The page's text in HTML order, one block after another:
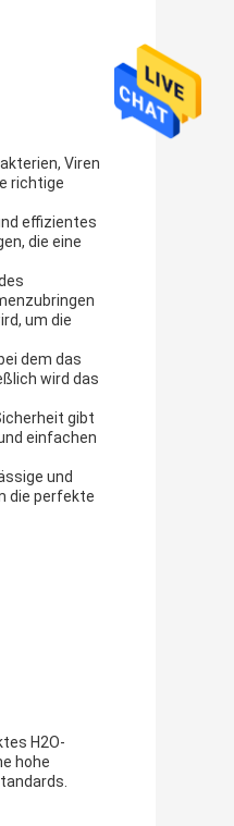
Viren
richtige
effizientes
die eine
um die
dem das
wird das
gibt
einfachen
und
die perfekte
H2O-
hohe